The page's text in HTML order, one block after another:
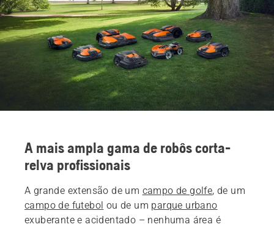
A mais ampla gama de robôs corta-
relva profissionais
A grande extensão de um campo de golfe, de um
campo de futebol ou de um parque urbano
exuberante e acidentado – nenhuma área é